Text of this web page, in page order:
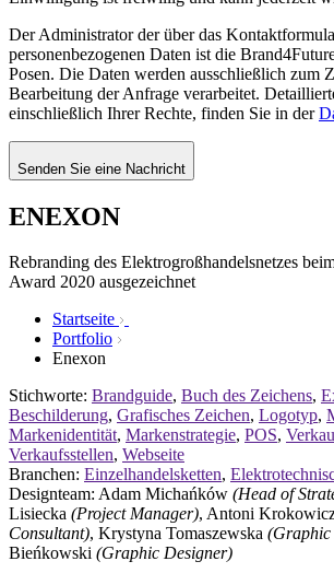
Der Administrator der über das
personenbezogenen Daten ist die
Posen. Die Daten werden ausschließlich zum
Bearbeitung der Anfrage verarbeitet.
einschließlich Ihrer Rechte, finden Sie in der
Senden Sie eine Nachricht
ENEXON
Rebranding des Elektrogroßhandelsnetzes
Award 2020 ausgezeichnet
Startseite
Portfolio
Enexon
Stichworte: Brandguide, Buch des Zeichens,
Beschilderung, Grafisches Zeichen, Logotyp,
Markenidentität, Markenstrategie, POS,
Verkaufsstellen, Webseite
Branchen: Einzelhandelsketten,
Designteam: Adam Michańków (Head of
Lisiecka (Project Manager), Antoni
Consultant), Krystyna Tomaszewska (Graphic
Bieńkowski (Graphic Designer)